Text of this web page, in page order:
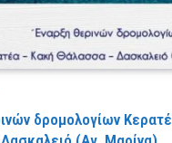
δρομολογίων